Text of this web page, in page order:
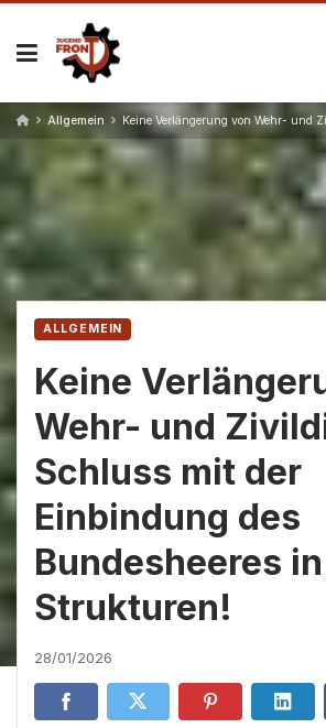
Skip
content
Allgemein Keine Verlängerung von Wehr- und Zivildienst! Schluss mit der
ALLGEMEIN
Keine
Wehr- und
Schluss mit der
Einbindung des
Bundesheeres
Strukturen!
28/01/2026